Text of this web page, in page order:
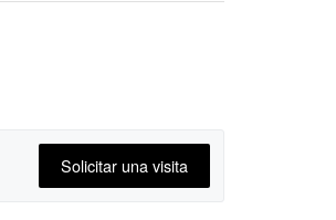
Solicitar una visita